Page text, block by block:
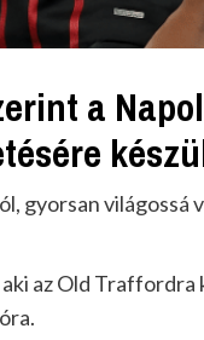
a
gyorsan világossá
az Old Traffordra